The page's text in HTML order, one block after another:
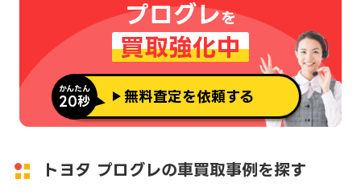
プログレを
買取強化中
かんたん
20秒 無料査定を依頼する
トヨタ プログレの車買取事例を探す